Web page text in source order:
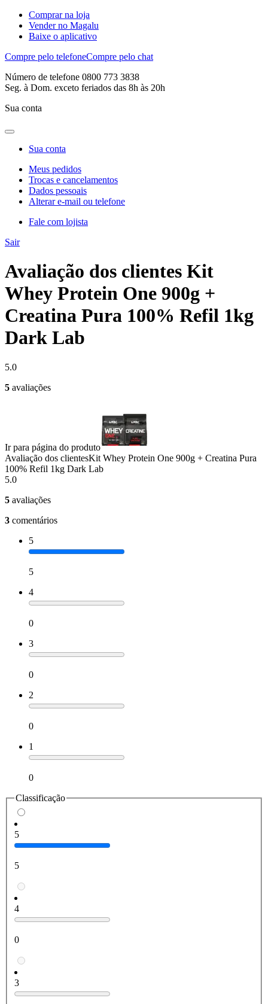
Comprar na loja
Vender no Magalu
Baixe o aplicativo
Compre pelo telefoneCompre pelo chat
Número de telefone 0800 773 3838
Seg. à Dom. exceto feriados das 8h às 20h
Sua conta
Sua conta
Meus pedidos
Trocas e cancelamentos
Dados pessoais
Alterar e-mail ou telefone
Fale com lojista
Sair
Avaliação dos clientes Kit
Whey Protein One 900g +
Creatina Pura 100% Refil 1kg
Dark Lab
5.0
5 avaliações
Ir para página do produto
Avaliação dos clientesKit Whey Protein One 900g + Creatina Pura
100% Refil 1kg Dark Lab
5.0
5 avaliações
3 comentários
5
5
4
0
3
0
2
0
1
0
Classificação
5
5
4
0
3